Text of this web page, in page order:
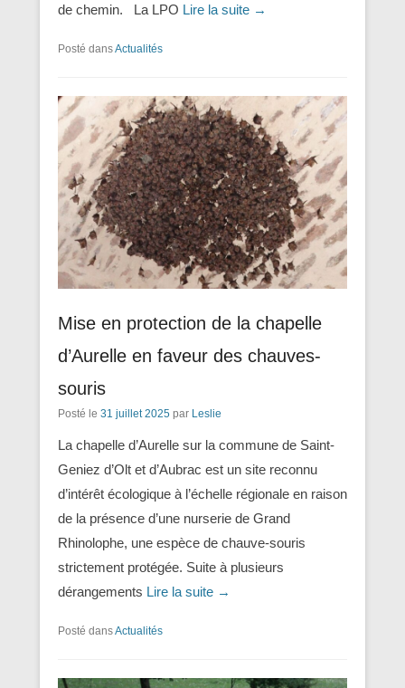
de chemin. La LPO Lire la suite →
Posté dansActualités
Mise en protection de la chapelle
d’Aurelle en faveur des chauves-
souris
Posté le 31 juillet 2025 par Leslie
La chapelle d’Aurelle sur la commune de Saint-
Geniez d’Olt et d’Aubrac est un site reconnu
d’intérêt écologique à l’échelle régionale en raison
de la présence d’une nurserie de Grand
Rhinolophe, une espèce de chauve-souris
strictement protégée. Suite à plusieurs
dérangements Lire la suite →
Posté dansActualités